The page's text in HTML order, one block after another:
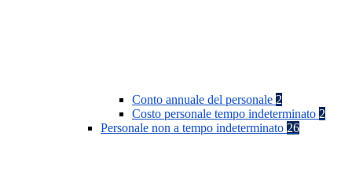
Conto annuale del personale 2
Costo personale tempo indeterminato 2
Personale non a tempo indeterminato 26